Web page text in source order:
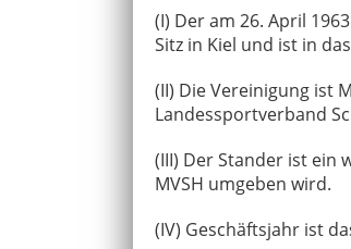
(I) Der am 26. April
Sitz in Kiel und ist in
(II) Die Vereinigung ist
Landessportverband
(III) Der Stander ist ein
MVSH umgeben wird.
(IV) Geschäftsjahr ist